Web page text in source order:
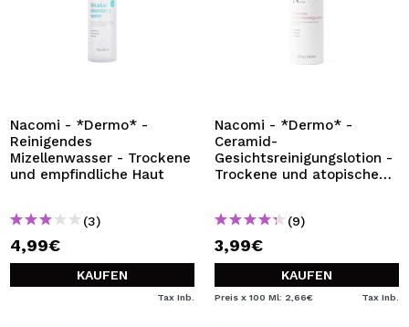
Nacomi - *Dermo* -
Reinigendes
Mizellenwasser - Trockene
und empfindliche Haut
(3)
4,99€
KAUFEN
Tax Inb.
Nacomi - *Dermo* -
Ceramid-
Gesichtsreinigungslotion -
Trockene und atopische
(9)
3,99€
KAUFEN
Preis x 100 Ml: 2,66€ Tax Inb.